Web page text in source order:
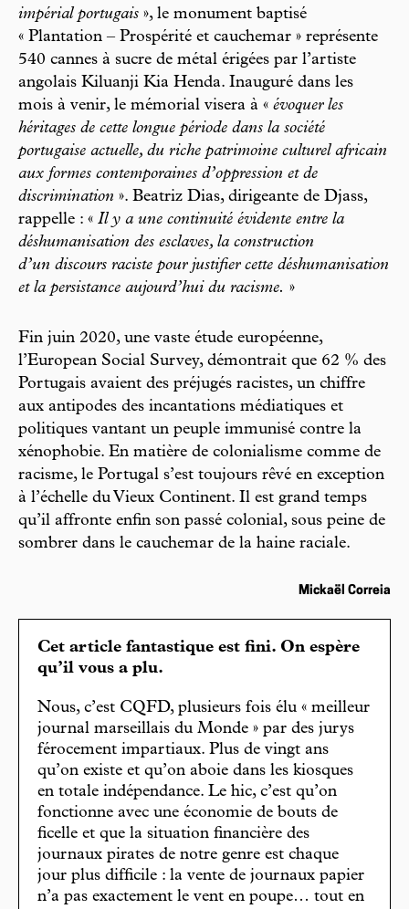
impérial portugais », le monument baptisé
« Plantation – Prospérité et cauchemar » représente
540 cannes à sucre de métal érigées par l’artiste
angolais Kiluanji Kia Henda. Inauguré dans les
mois à venir, le mémorial visera à « évoquer les
héritages de cette longue période dans la société
portugaise actuelle, du riche patrimoine culturel africain
aux formes contemporaines d’oppression et de
discrimination ». Beatriz Dias, dirigeante de Djass,
rappelle : « Il y a une continuité évidente entre la
déshumanisation des esclaves, la construction
d’un discours raciste pour justifier cette déshumanisation
et la persistance aujourd’hui du racisme. »
Fin juin 2020, une vaste étude européenne,
l’European Social Survey, démontrait que 62 % des
Portugais avaient des préjugés racistes, un chiffre
aux antipodes des incantations médiatiques et
politiques vantant un peuple immunisé contre la
xénophobie. En matière de colonialisme comme de
racisme, le Portugal s’est toujours rêvé en exception
à l’échelle du Vieux Continent. Il est grand temps
qu’il affronte enfin son passé colonial, sous peine de
sombrer dans le cauchemar de la haine raciale.
Mickaël Correia
Cet article fantastique est fini. On espère
qu’il vous a plu.
Nous, c’est CQFD, plusieurs fois élu « meilleur
journal marseillais du Monde » par des jurys
férocement impartiaux. Plus de vingt ans
qu’on existe et qu’on aboie dans les kiosques
en totale indépendance. Le hic, c’est qu’on
fonctionne avec une économie de bouts de
ficelle et que la situation financière des
journaux pirates de notre genre est chaque
jour plus difficile : la vente de journaux papier
n’a pas exactement le vent en poupe… tout en